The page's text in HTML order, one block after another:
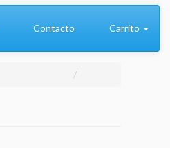
Contacto Carrito